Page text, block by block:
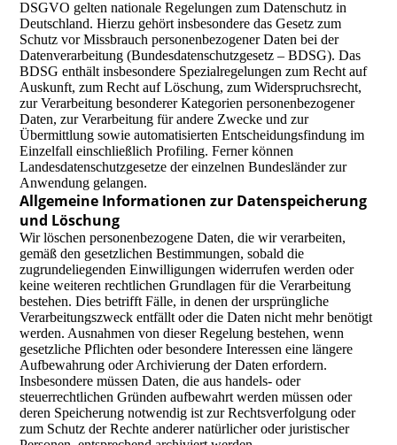
DSGVO gelten nationale Regelungen zum Datenschutz in
Deutschland. Hierzu gehört insbesondere das Gesetz zum
Schutz vor Missbrauch personenbezogener Daten bei der
Datenverarbeitung (Bundesdatenschutzgesetz – BDSG). Das
BDSG enthält insbesondere Spezialregelungen zum Recht auf
Auskunft, zum Recht auf Löschung, zum Widerspruchsrecht,
zur Verarbeitung besonderer Kategorien personenbezogener
Daten, zur Verarbeitung für andere Zwecke und zur
Übermittlung sowie automatisierten Entscheidungsfindung im
Einzelfall einschließlich Profiling. Ferner können
Landesdatenschutzgesetze der einzelnen Bundesländer zur
Anwendung gelangen.
Allgemeine Informationen zur Datenspeicherung
und Löschung
Wir löschen personenbezogene Daten, die wir verarbeiten,
gemäß den gesetzlichen Bestimmungen, sobald die
zugrundeliegenden Einwilligungen widerrufen werden oder
keine weiteren rechtlichen Grundlagen für die Verarbeitung
bestehen. Dies betrifft Fälle, in denen der ursprüngliche
Verarbeitungszweck entfällt oder die Daten nicht mehr benötigt
werden. Ausnahmen von dieser Regelung bestehen, wenn
gesetzliche Pflichten oder besondere Interessen eine längere
Aufbewahrung oder Archivierung der Daten erfordern.
Insbesondere müssen Daten, die aus handels- oder
steuerrechtlichen Gründen aufbewahrt werden müssen oder
deren Speicherung notwendig ist zur Rechtsverfolgung oder
zum Schutz der Rechte anderer natürlicher oder juristischer